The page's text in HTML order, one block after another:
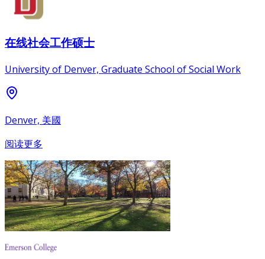
在线社会工作硕士
University of Denver, Graduate School of Social Work
Denver, 美國
阅读更多